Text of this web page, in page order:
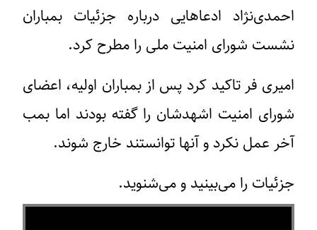
احمدی‌نژاد ادعاهایی درباره جزئیات بمباران
نشست شورای امنیت ملی را مطرح کرد.
امیری فر تاکید کرد پس از بمباران اولیه، اعضای
شورای امنیت اشهدشان را گفته بودند اما بمب
آخر عمل نکرد و آنها توانستند خارج شوند.
جزئیات را می‌بینید و می‌شنوید.